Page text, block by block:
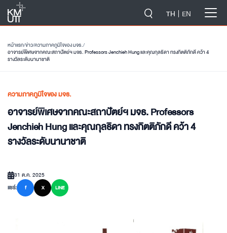
TH EN
หน้าแรก/ข่าว/ความภาคภูมิใจของ มจธ./
อาจารย์พิเศษจากคณะสถาปัตย์ฯ มจธ. Professors Jenchieh Hung และคุณกุลธิดา ทรงกิตติภักดี คว้า 4
รางวัลระดับนานาชาติ
ความภาคภูมิใจของ มจธ.
อาจารย์พิเศษจากคณะสถาปัตย์ฯ มจธ. Professors
Jenchieh Hung และคุณกุลธิดา ทรงกิตติภักดี คว้า 4
รางวัลระดับนานาชาติ
31 ต.ค. 2025
แชร์:
f X LINE